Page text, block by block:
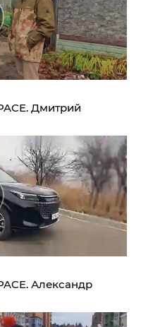
Дмитрий
Александр